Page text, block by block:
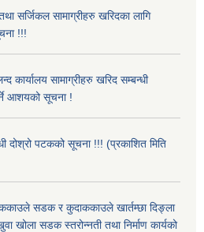
सर्जिकल सामाग्रीहरु खरिदका लागि
!!!
सामाग्रीहरु खरिद सम्बन्धी
आशयको सूचना !
दोश्रो पटकको सूचना !!! (प्रकाशित मिति
सडक र कुदाककाउले खार्तम्छा दिङ्ला
खोला सडक स्तरोन्नती तथा निर्माण कार्यको